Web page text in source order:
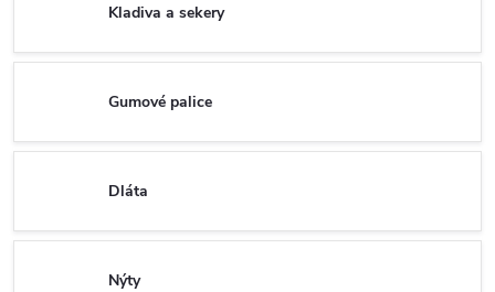
Kladiva a sekery
Gumové palice
Dláta
Nýty